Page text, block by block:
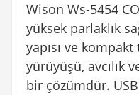
Wison Ws-5454
yüksek parlaklık
yapısı ve
yürüyüşü, avcılık
bir çözümdür.